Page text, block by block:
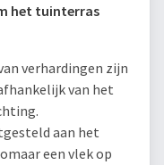
het tuinterras
verhardingen zijn
van het
aan het
een vlek op